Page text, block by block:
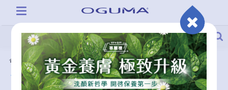
活動情報
部落客推薦